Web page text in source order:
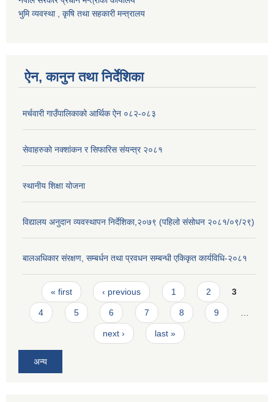
भुमि व्यवस्था , कृषि तथा सहकारी मन्त्रालय
ऐन, कानुन तथा निर्देशिका
मर्चवारी गाउँपालिकाको आर्थिक ऐन ०८२-०८३
सेवाहरुको नक्शांकन र सिफारिस संयन्त्र २०८१
स्थानीय शिक्षा योजना
विद्यालय अनुदान व्यवस्थापन निर्देशिका,२०७९ (पहिलो संसोधन २०८१/०९/२९)
बालअधिकार संरक्षण, सम्बर्धन तथा प्रवधन सम्बन्धी एकिकृत कार्यविधि-२०८१
Pages
« first ‹ previous 1 2 3
4 5 6 7 8 9
next › last »
अन्य